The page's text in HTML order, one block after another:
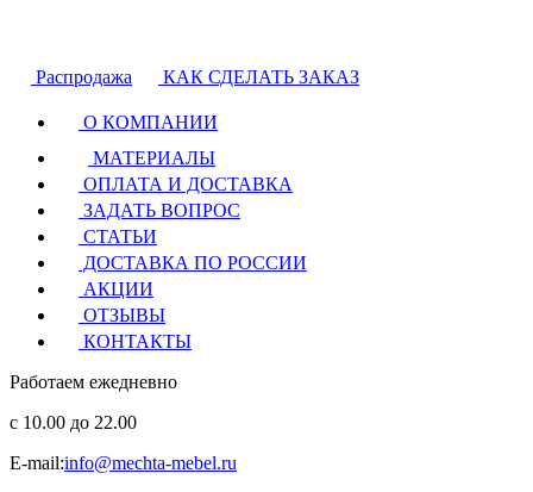
Распродажа КАК СДЕЛАТЬ ЗАКАЗ
О КОМПАНИИ
МАТЕРИАЛЫ
ОПЛАТА И ДОСТАВКА
ЗАДАТЬ ВОПРОС
СТАТЬИ
ДОСТАВКА ПО РОССИИ
АКЦИИ
ОТЗЫВЫ
КОНТАКТЫ
Работаем ежедневно
с 10.00 до 22.00
E-mail:info@mechta-mebel.ru